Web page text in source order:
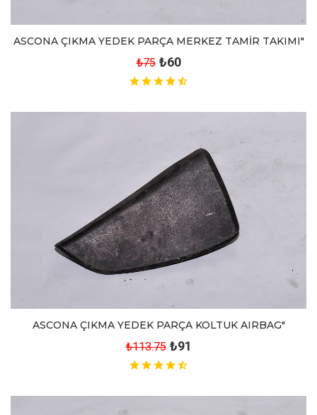
ASCONA ÇIKMA YEDEK PARÇA MERKEZ TAMİR TAKIMI"
₺75 ₺60
ASCONA ÇIKMA YEDEK PARÇA KOLTUK AIRBAG"
₺113.75 ₺91